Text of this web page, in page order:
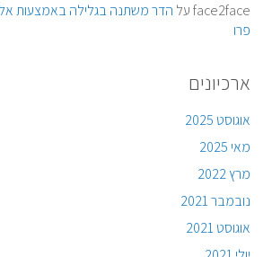
face2faceעל הדר משתנה בגלילה באמצעות
פרו
ארכיונים
אוגוסט 2025
מאי 2025
מרץ 2022
נובמבר 2021
אוגוסט 2021